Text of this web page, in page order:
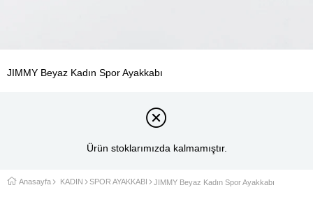
JIMMY Beyaz Kadın Spor Ayakkabı
Ürün stoklarımızda kalmamıştır.
Anasayfa KADIN SPOR AYAKKABI JIMMY Beyaz Kadın Spor Ayakkabı